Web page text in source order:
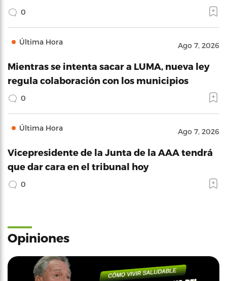
0
Última Hora Ago 7, 2026
Mientras se intenta sacar a LUMA, nueva ley
regula colaboración con los municipios
0
Última Hora Ago 7, 2026
Vicepresidente de la Junta de la AAA tendrá
que dar cara en el tribunal hoy
0
Opiniones